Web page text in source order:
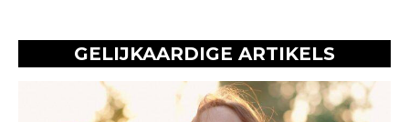
GELIJKAARDIGE ARTIKELS